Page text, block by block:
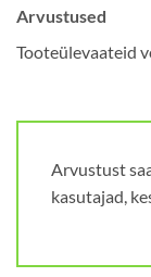
Arvustused
Tooteülevaateid
Arvustust
kasutajad,